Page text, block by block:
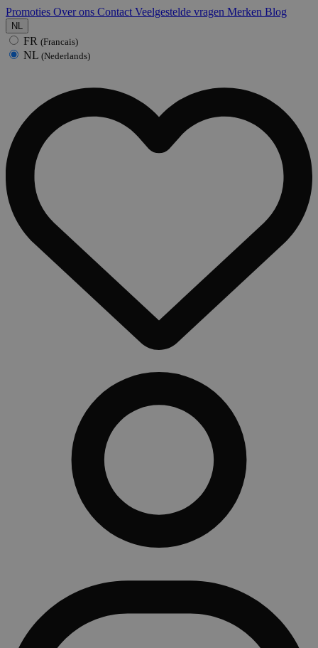
Promoties Over ons Contact Veelgestelde vragen Merken Blog
NL
FR (Francais)
NL (Nederlands)